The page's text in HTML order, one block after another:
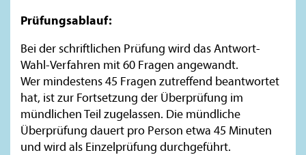
Prüfungsablauf:
Bei der schriftlichen Prüfung wird das Antwort-
Wahl-Verfahren mit 60 Fragen angewandt.
Wer mindestens 45 Fragen zutreffend beantwortet
hat, ist zur Fortsetzung der Überprüfung im
mündlichen Teil zugelassen. Die mündliche
Überprüfung dauert pro Person etwa 45 Minuten
und wird als Einzelprüfung durchgeführt.